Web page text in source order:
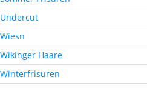
Undercut
Wiesn
Wikinger Haare
Winterfrisuren